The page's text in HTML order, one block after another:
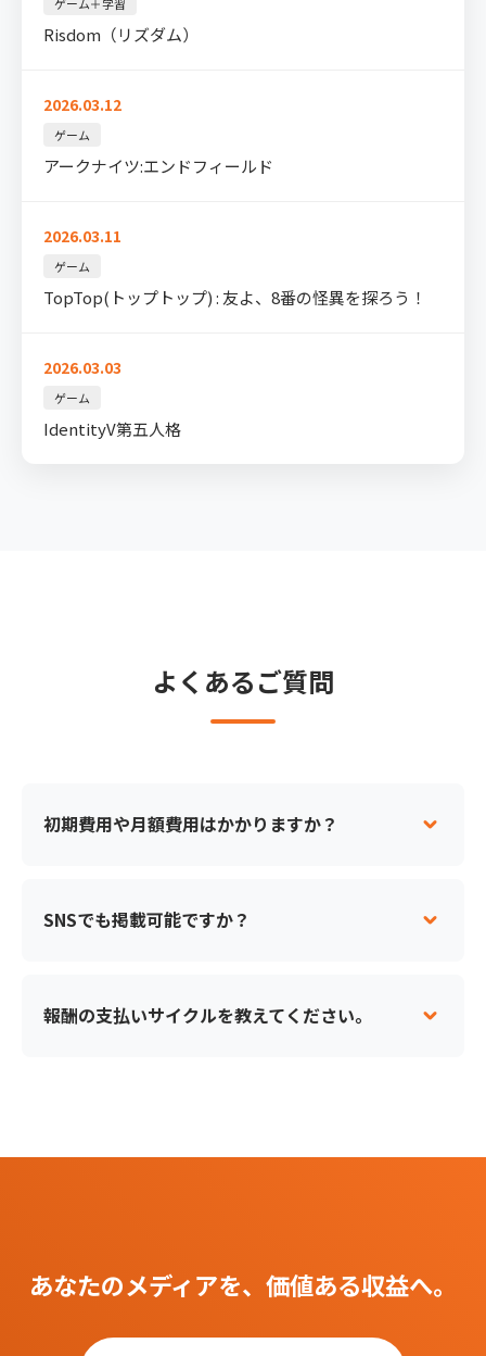
Risdom（リズダム）
2026.03.12
ゲーム
アークナイツ:エンドフィールド
2026.03.11
ゲーム
TopTop(トップトップ) : 友よ、8番の怪異を探ろう！
2026.03.03
ゲーム
IdentityV第五人格
よくあるご質問
初期費用や月額費用はかかりますか？
SNSでも掲載可能ですか？
報酬の支払いサイクルを教えてください。
あなたのメディアを、価値ある収益へ。